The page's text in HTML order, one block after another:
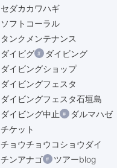
セダカカワハギ
ソフトコーラル
タンクメンテナンス
ダイビグ
ダイビング
ダイビングショップ
ダイビングフェスタ
ダイビングフェスタ石垣島
ダイビング中止
ダルマハゼ
チケット
チョウチョウコショウダイ
チンアナゴ
ツアーblog